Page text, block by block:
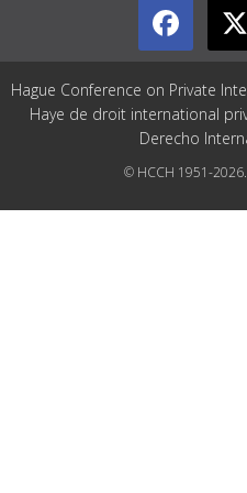
Hague Conference on Private
Haye de droit international
Derecho
© HCCH 1951-